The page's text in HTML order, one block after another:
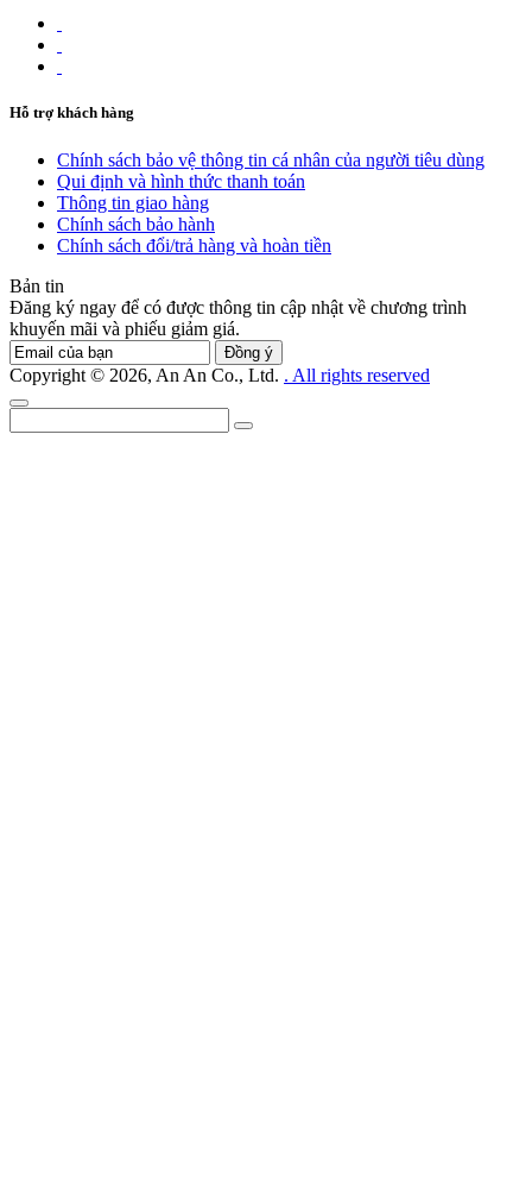
Hỗ trợ khách hàng
Chính sách bảo vệ thông tin cá nhân của người tiêu dùng
Qui định và hình thức thanh toán
Thông tin giao hàng
Chính sách bảo hành
Chính sách đổi/trả hàng và hoàn tiền
Bản tin
Đăng ký ngay để có được thông tin cập nhật về chương trình
khuyến mãi và phiếu giảm giá.
Đồng ý
Copyright © 2026, An An Co., Ltd. . All rights reserved